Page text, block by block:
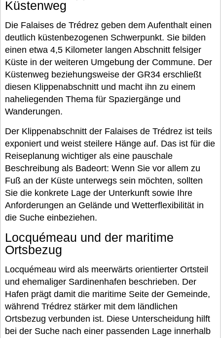
Küstenweg
Die Falaises de Trédrez geben dem Aufenthalt einen
deutlich küstenbezogenen Schwerpunkt. Sie bilden
einen etwa 4,5 Kilometer langen Abschnitt felsiger
Küste in der weiteren Umgebung der Commune. Der
Küstenweg beziehungsweise der GR34 erschließt
diesen Klippenabschnitt und macht ihn zu einem
naheliegenden Thema für Spaziergänge und
Wanderungen.
Der Klippenabschnitt der Falaises de Trédrez ist teils
exponiert und weist steilere Hänge auf. Das ist für die
Reiseplanung wichtiger als eine pauschale
Beschreibung als Badeort: Wenn Sie vor allem zu
Fuß an der Küste unterwegs sein möchten, sollten
Sie die konkrete Lage der Unterkunft sowie Ihre
Anforderungen an Gelände und Wetterflexibilität in
die Suche einbeziehen.
Locquémeau und der maritime
Ortsbezug
Locquémeau wird als meerwärts orientierter Ortsteil
und ehemaliger Sardinenhafen beschrieben. Der
Hafen prägt damit die maritime Seite der Gemeinde,
während Trédrez stärker mit dem ländlichen
Ortsbezug verbunden ist. Diese Unterscheidung hilft
bei der Suche nach einer passenden Lage innerhalb